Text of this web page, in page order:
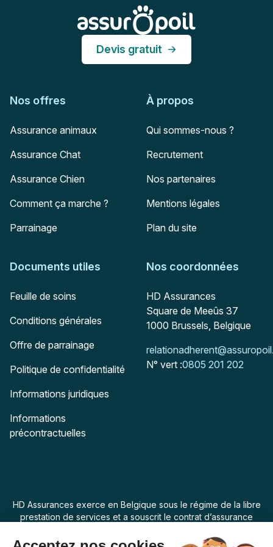
Devis gratuit
Nos offres
Assurance animaux
Assurance Chat
Assurance Chien
Comment ça marche ?
Parrainage
À propos
Qui sommes-nous ?
Recrutement
Nos partenaires
Mentions légales
Plan du site
Documents utiles
Feuille de soins
Conditions générales
Offre de parrainage
Politique de confidentialité
Informations juridiques
Informations
précontractuelles
Nos coordonnées
Adresse postale
HD Assurances
Square de Meeûs 37
1000 Brussels, Belgique
Mail :
N° vert :0805 201 202
HD Assurances exerce en Belgique sous le régime de la libre
prestation de services et a souscrit le contrat d’assurance
le siège social est 7 rue Belgrand, 92300 Levallois Perret,